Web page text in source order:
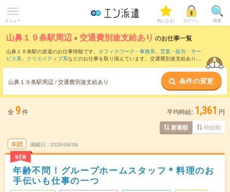
メニュー 気になる! ログイン 検索
山鼻１９条駅周辺 ×交通費別途支給あり のお仕事一覧
山鼻１９条駅の派遣のお仕事情報です。 オフィスワーク・事務系、 営業・販売・サー
ビス系、 クリエイティブ系などのお仕事を取り揃えています。交通費別途支給ありの
山鼻１９条駅周辺 / 交通費別途支給あり 条件の変更
全 9件 平均時給: 1,361 円
新着順 時給順
未読
NEW
掲載日 2026/08/06
年齢不問！グループホームスタッフ＊料理のお
手伝いも仕事の一つ